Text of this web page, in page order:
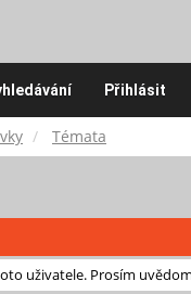
Přihlásit
Témata
uživatele. Prosím